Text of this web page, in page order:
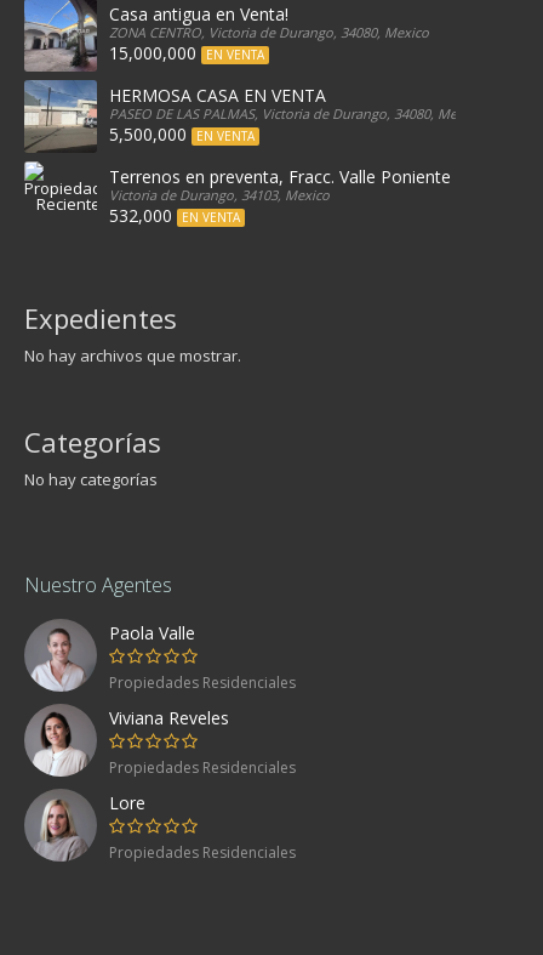
Casa antigua en Venta!
ZONA CENTRO, Victoria de Durango, 34080, Mexico
15,000,000 EN VENTA
HERMOSA CASA EN VENTA
PASEO DE LAS PALMAS, Victoria de Durango, 34080, Mexico
5,500,000 EN VENTA
Terrenos en preventa, Fracc. Valle Poniente
Victoria de Durango, 34103, Mexico
532,000 EN VENTA
Expedientes
No hay archivos que mostrar.
Categorías
No hay categorías
Nuestro Agentes
Paola Valle
Propiedades Residenciales
Viviana Reveles
Propiedades Residenciales
Lore
Propiedades Residenciales